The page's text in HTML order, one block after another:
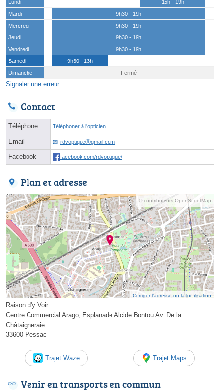
Lundi
15h - 19h
Mardi
9h30 - 19h
Mercredi
9h30 - 19h
Jeudi
9h30 - 19h
Vendredi
9h30 - 19h
Samedi
9h30 - 13h
Dimanche
Fermé
Signaler une erreur
Contact
Téléphone Téléphoner à l'opticien
Email rdvoptiqueⓐgmail.com
Facebook facebook.com/rdvoptique/
Plan et adresse
© contributeurs OpenStreetMap
Corriger l’adresse ou la localisation
Raison d'y Voir
Centre Commercial Arago, Esplanade Alcide Bontou Av. De la
Châtaigneraie
33600 Pessac
Trajet Waze Trajet Maps
Venir en transports en commun